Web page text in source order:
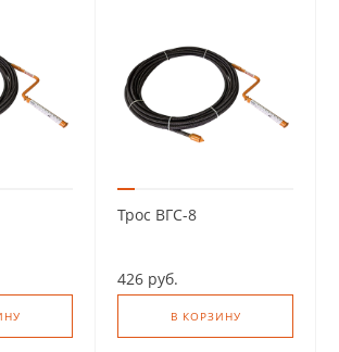
Трос ВГС-8
426 руб.
В КОРЗИНУ